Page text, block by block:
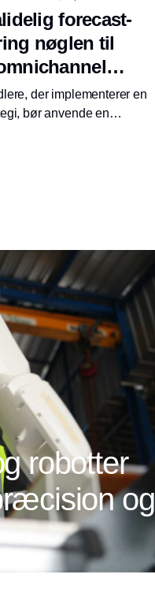
forecast-
nøglen til
der implementerer en
bør anvende en
robotter
og